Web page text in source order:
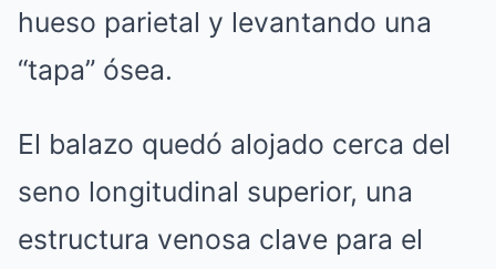
hueso parietal y levantando una
“tapa” ósea.
El balazo quedó alojado cerca del
seno longitudinal superior, una
estructura venosa clave para el